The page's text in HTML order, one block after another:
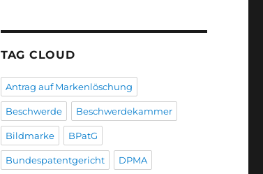
TAG CLOUD
Antrag auf Markenlöschung
Beschwerde Beschwerdekammer
Bildmarke BPatG
Bundespatentgericht DPMA